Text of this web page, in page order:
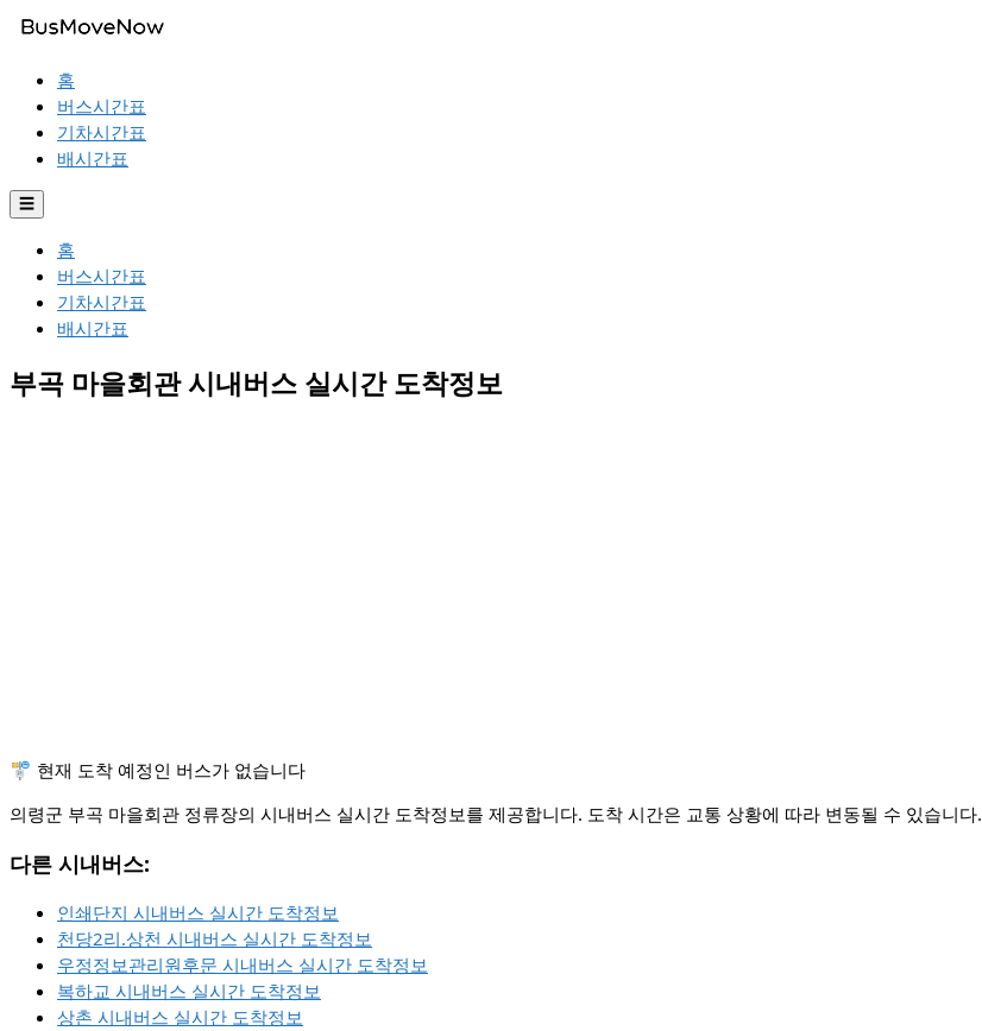
홈
버스시간표
기차시간표
배시간표
☰
홈
버스시간표
기차시간표
배시간표
부곡 마을회관 시내버스 실시간 도착정보
🚏 현재 도착 예정인 버스가 없습니다
의령군 부곡 마을회관 정류장의 시내버스 실시간 도착정보를 제공합니다. 도착 시간은 교통 상황에 따라 변동될 수 있습니다.
다른 시내버스:
인쇄단지 시내버스 실시간 도착정보
천당2리.상천 시내버스 실시간 도착정보
우정정보관리원후문 시내버스 실시간 도착정보
복하교 시내버스 실시간 도착정보
상촌 시내버스 실시간 도착정보